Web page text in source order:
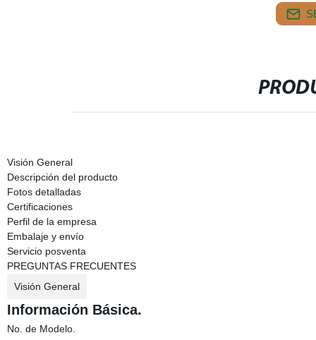
Visión General
Descripción del producto
Fotos detalladas
Certificaciones
Perfil de la empresa
Embalaje y envío
Servicio posventa
PREGUNTAS FRECUENTES
Visión General
Información Básica.
No. de Modelo.